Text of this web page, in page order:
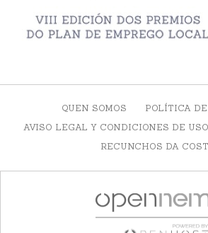
QUEN SOMOS
POLÍTICA
AVISO LEGAL Y CONDICIONES DE USO
RECUNCHOS DA